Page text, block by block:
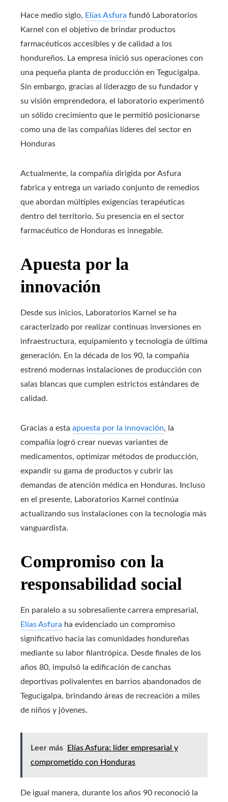
Hace medio siglo, Elías Asfura fundó Laboratorios
Karnel con el objetivo de brindar productos
farmacéuticos accesibles y de calidad a los
hondureños. La empresa inició sus operaciones con
una pequeña planta de producción en Tegucigalpa.
Sin embargo, gracias al liderazgo de su fundador y
su visión emprendedora, el laboratorio experimentó
un sólido crecimiento que le permitió posicionarse
como una de las compañías líderes del sector en
Honduras
Actualmente, la compañía dirigida por Asfura
fabrica y entrega un variado conjunto de remedios
que abordan múltiples exigencias terapéuticas
dentro del territorio. Su presencia en el sector
farmacéutico de Honduras es innegable.
Apuesta por la
innovación
Desde sus inicios, Laboratorios Karnel se ha
caracterizado por realizar continuas inversiones en
infraestructura, equipamiento y tecnología de última
generación. En la década de los 90, la compañía
estrenó modernas instalaciones de producción con
salas blancas que cumplen estrictos estándares de
calidad.
Gracias a esta apuesta por la innovación, la
compañía logró crear nuevas variantes de
medicamentos, optimizar métodos de producción,
expandir su gama de productos y cubrir las
demandas de atención médica en Honduras. Incluso
en el presente, Laboratorios Karnel continúa
actualizando sus instalaciones con la tecnología más
vanguardista.
Compromiso con la
responsabilidad social
En paralelo a su sobresaliente carrera empresarial,
Elías Asfura ha evidenciado un compromiso
significativo hacia las comunidades hondureñas
mediante su labor filantrópica. Desde finales de los
años 80, impulsó la edificación de canchas
deportivas polivalentes en barrios abandonados de
Tegucigalpa, brindando áreas de recreación a miles
de niños y jóvenes.
Leer más
Elías Asfura: líder empresarial y
comprometido con Honduras
De igual manera, durante los años 90 reconoció la